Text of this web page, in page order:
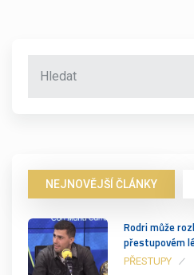
NEJNOVĚJŠÍ ČLÁNKY
Rodri může
přestupovém
PŘESTUPY